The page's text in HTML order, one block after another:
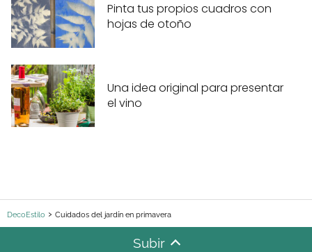
Pinta tus propios cuadros con
hojas de otoño
Una idea original para presentar
el vino
DecoEstilo Cuidados del jardín en primavera
Subir